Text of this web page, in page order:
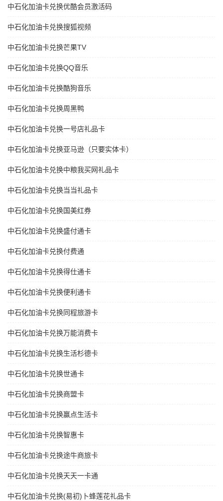
中石化加油卡兑换优酷会员激活码
中石化加油卡兑换搜狐视频
中石化加油卡兑换芒果TV
中石化加油卡兑换QQ音乐
中石化加油卡兑换酷狗音乐
中石化加油卡兑换周黑鸭
中石化加油卡兑换一号店礼品卡
中石化加油卡兑换亚马逊（只要实体卡）
中石化加油卡兑换中粮我买网礼品卡
中石化加油卡兑换当当礼品卡
中石化加油卡兑换国美红券
中石化加油卡兑换盛付通卡
中石化加油卡兑换付费通
中石化加油卡兑换得仕通卡
中石化加油卡兑换便利通卡
中石化加油卡兑换同程旅游卡
中石化加油卡兑换万能消费卡
中石化加油卡兑换生活杉德卡
中石化加油卡兑换世通卡
中石化加油卡兑换商盟卡
中石化加油卡兑换赢点生活卡
中石化加油卡兑换智惠卡
中石化加油卡兑换途牛商旅卡
中石化加油卡兑换天天一卡通
中石化加油卡兑换(易初)卜蜂莲花礼品卡